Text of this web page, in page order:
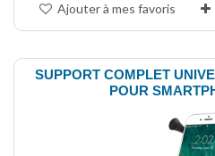
Ajouter à mes favoris
SUPPORT COMPLET
POUR